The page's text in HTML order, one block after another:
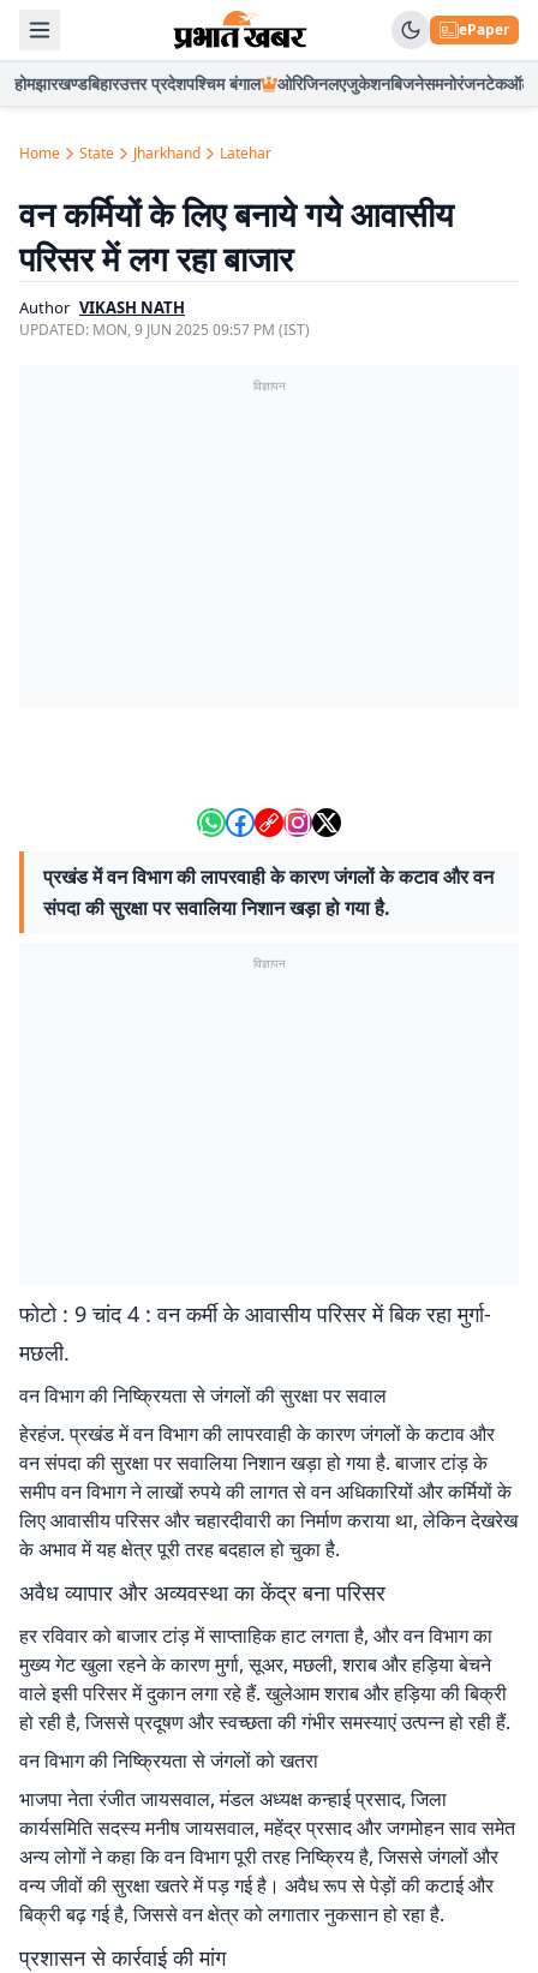
ePaper
होमझारखण्डबिहारउत्तर प्रदेशपश्चिम बंगाल ओरिजिनलएजुकेशनबिजनेसमनोरंजनटेकऑटो
Home State Jharkhand Latehar
वन कर्मियों के लिए बनाये गये आवासीय
परिसर में लग रहा बाजार
Author VIKASH NATH
UPDATED: MON, 9 JUN 2025 09:57 PM (IST)
विज्ञापन
प्रखंड में वन विभाग की लापरवाही के कारण जंगलों के कटाव और वन
संपदा की सुरक्षा पर सवालिया निशान खड़ा हो गया है.
विज्ञापन
फोटो : 9 चांद 4 : वन कर्मी के आवासीय परिसर में बिक रहा मुर्गा-
मछली.
वन विभाग की निष्क्रियता से जंगलों की सुरक्षा पर सवाल
हेरहंज. प्रखंड में वन विभाग की लापरवाही के कारण जंगलों के कटाव और
वन संपदा की सुरक्षा पर सवालिया निशान खड़ा हो गया है. बाजार टांड़ के
समीप वन विभाग ने लाखों रुपये की लागत से वन अधिकारियों और कर्मियों के
लिए आवासीय परिसर और चहारदीवारी का निर्माण कराया था, लेकिन देखरेख
के अभाव में यह क्षेत्र पूरी तरह बदहाल हो चुका है.
अवैध व्यापार और अव्यवस्था का केंद्र बना परिसर
हर रविवार को बाजार टांड़ में साप्ताहिक हाट लगता है, और वन विभाग का
मुख्य गेट खुला रहने के कारण मुर्गा, सूअर, मछली, शराब और हड़िया बेचने
वाले इसी परिसर में दुकान लगा रहे हैं. खुलेआम शराब और हड़िया की बिक्री
हो रही है, जिससे प्रदूषण और स्वच्छता की गंभीर समस्याएं उत्पन्न हो रही हैं.
वन विभाग की निष्क्रियता से जंगलों को खतरा
भाजपा नेता रंजीत जायसवाल, मंडल अध्यक्ष कन्हाई प्रसाद, जिला
कार्यसमिति सदस्य मनीष जायसवाल, महेंद्र प्रसाद और जगमोहन साव समेत
अन्य लोगों ने कहा कि वन विभाग पूरी तरह निष्क्रिय है, जिससे जंगलों और
वन्य जीवों की सुरक्षा खतरे में पड़ गई है। अवैध रूप से पेड़ों की कटाई और
बिक्री बढ़ गई है, जिससे वन क्षेत्र को लगातार नुकसान हो रहा है.
प्रशासन से कार्रवाई की मांग